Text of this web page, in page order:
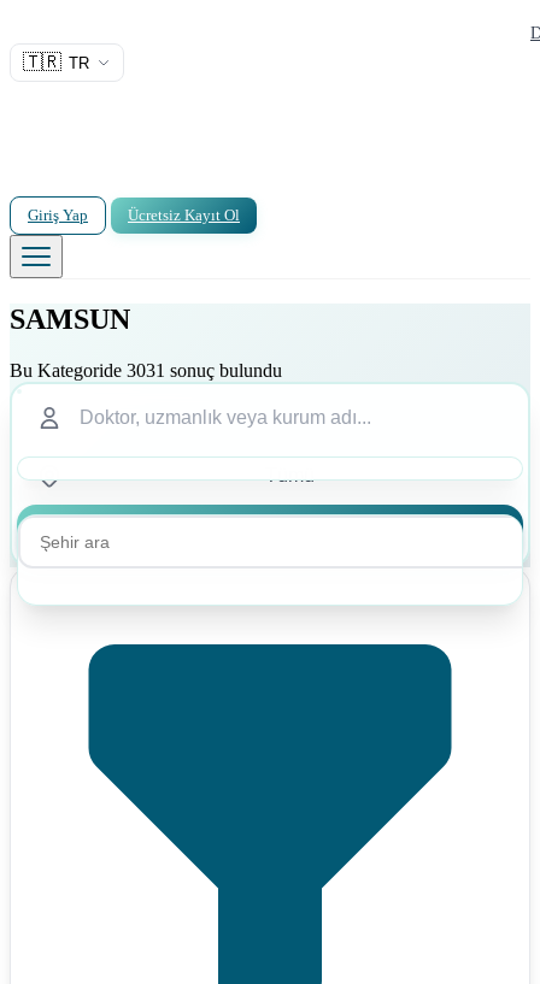
🇹🇷 TR
Giriş Yap Ücretsiz Kayıt Ol
SAMSUN
Bu Kategoride 3031 sonuç bulundu